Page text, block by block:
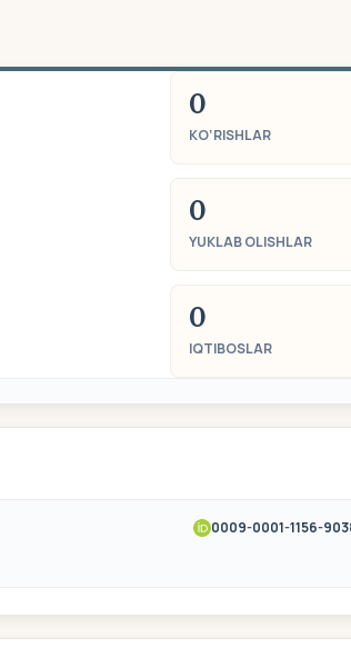
0
KO‘RISHLAR
0
YUKLAB OLISHLAR
0
IQTIBOSLAR
0009-0001-1156-